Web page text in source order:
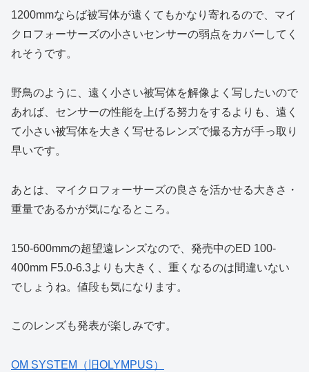
1200mmならば被写体が遠くてもかなり寄れるので、マイ
クロフォーサーズの小さいセンサーの弱点をカバーしてく
れそうです。
野鳥のように、遠く小さい被写体を解像よく写したいので
あれば、センサーの性能を上げる努力をするよりも、遠く
て小さい被写体を大きく写せるレンズで撮る方が手っ取り
早いです。
あとは、マイクロフォーサーズの良さを活かせる大きさ・
重量であるかが気になるところ。
150-600mmの超望遠レンズなので、発売中のED 100-
400mm F5.0-6.3よりも大きく、重くなるのは間違いない
でしょうね。値段も気になります。
このレンズも発表が楽しみです。
OM SYSTEM（旧OLYMPUS）